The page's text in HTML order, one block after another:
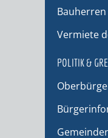
Bauherren
Vermiete
POLITIK &